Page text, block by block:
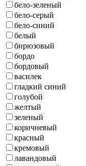
бело-зеленый
бело-серый
бело-синий
белый
бирюзовый
бордо
бордовый
василек
гладкий синий
голубой
желтый
зеленый
коричневый
красный
кремовый
лавандовый